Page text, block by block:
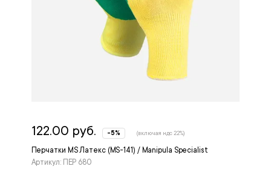
Перчатки MS Латекс (MS-141) / Manipula Specialist
Артикул: ПЕР 680
122.00 руб. -5% (включая ндс 22%)